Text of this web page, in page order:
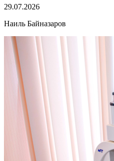
29.07.2026
Наиль Байназаров